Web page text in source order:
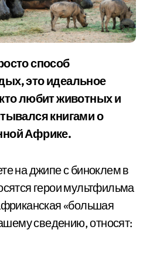
это идеальное
любит животных и
книгами о
Африке.
на джипе с биноклем в
герои мультфильма
«большая
сведению, относят: